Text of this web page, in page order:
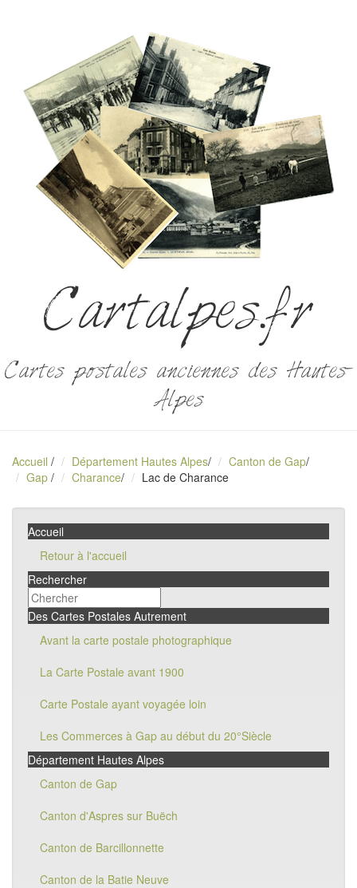
Cartalpes.fr
Cartes postales anciennes des Hautes-
Alpes
Accueil / Département Hautes Alpes/ Canton de Gap/
Gap / Charance/ Lac de Charance
Accueil
Retour à l'accueil
Rechercher
Des Cartes Postales Autrement
Avant la carte postale photographique
La Carte Postale avant 1900
Carte Postale ayant voyagée loin
Les Commerces à Gap au début du 20°Siècle
Département Hautes Alpes
Canton de Gap
Canton d'Aspres sur Buëch
Canton de Barcillonnette
Canton de la Batie Neuve